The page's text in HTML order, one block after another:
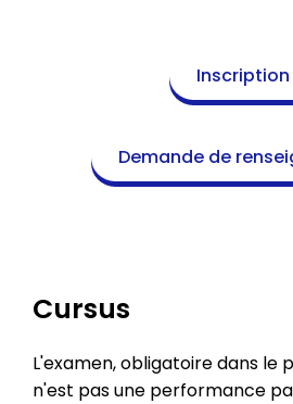
Inscription
Demande de
Cursus
L'examen, obligatoire dans le
n'est pas une performance